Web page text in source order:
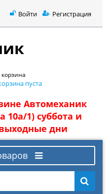
Войти Регистрация
пуста
Автомеханик
10а/1) суббота и
дни